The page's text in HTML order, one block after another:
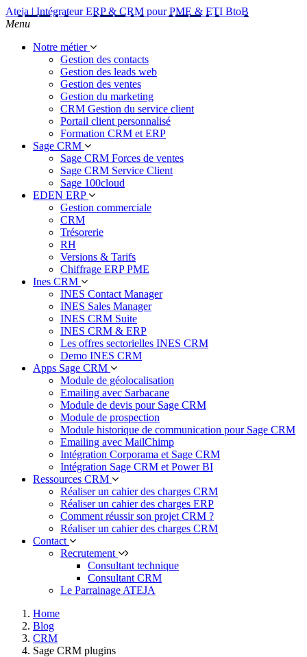
Ateja | Intégrateur ERP & CRM pour PME & ETI BtoB
Menu
Notre métier
Gestion des contacts
Gestion des leads web
Gestion des ventes
Gestion du marketing
CRM Gestion du service client
Portail client personnalisé
Formation CRM et ERP
Sage CRM
Sage CRM Forces de ventes
Sage CRM Service Client
Sage 100cloud
EDEN ERP
Gestion commerciale
CRM
Trésorerie
RH
Versions & Tarifs
Chiffrage ERP PME
Ines CRM
INES Contact Manager
INES Sales Manager
INES CRM Suite
INES CRM & ERP
Les offres sectorielles INES CRM
Demo INES CRM
Apps Sage CRM
Module de géolocalisation
Emailing avec Sarbacane
Module de devis pour Sage CRM
Module de prospection
Module historique de communication pour Sage CRM
Emailing avec MailChimp
Intégration Corporama et Sage CRM
Intégration Sage CRM et Power BI
Ressources CRM
Réaliser un cahier des charges CRM
Réaliser un cahier des charges ERP
Comment réussir son projet CRM ?
Réaliser un cahier des charges CRM
Contact
Recrutement
Consultant technique
Consultant CRM
Le Parrainage ATEJA
Home
Blog
CRM
Sage CRM plugins